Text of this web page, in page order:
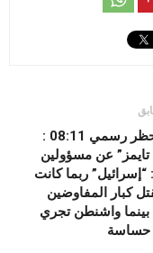
م فرض حظر رسمي 08:11 :
تايمز” عن مسؤولين
“إسرائيل” ربما كانت
كبار المفاوضين
بينما واشنطن تجري
حساسة